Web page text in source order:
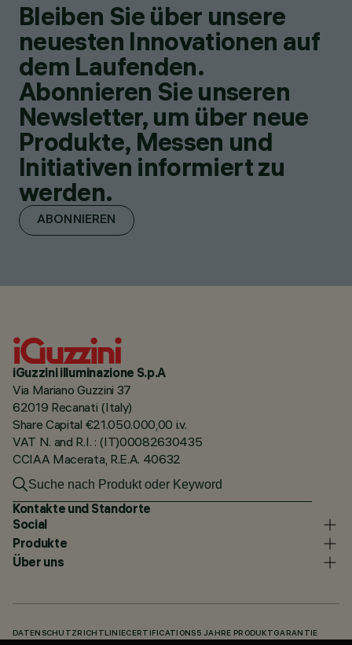
Bleiben Sie über unsere
neuesten Innovationen auf
dem Laufenden.
Abonnieren Sie unseren
Newsletter, um über neue
Produkte, Messen und
Initiativen informiert zu
werden.
ABONNIEREN
iGuzzini illuminazione S.p.A
Via Mariano Guzzini 37
62019 Recanati (Italy)
Share Capital €21.050.000,00 i.v.
VAT N. and R.I. : (IT)00082630435
CCIAA Macerata, R.E.A. 40632
Kontakte und Standorte
Social
Produkte
Über uns
DATENSCHUTZRICHTLINIECERTIFICATIONS 5 JAHRE PRODUKTGARANTIE